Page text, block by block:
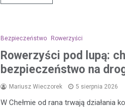
Bezpieczeństwo Rowerzyści
Rowerzyści pod lupą:
bezpieczeństwo na
Mariusz Wieczorek 5 sierpnia 2026
W Chełmie od rana trwają działania